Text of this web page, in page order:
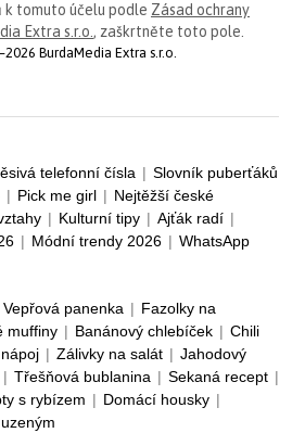
k tomuto účelu podle Zásad ochrany
Extra s.r.o., zaškrtněte toto pole.
BurdaMedia Extra s.r.o.
telefonní čísla | Slovník puberťáků
| Pick me girl | Nejtěžší české
| Kulturní tipy | Ajťák radí |
| Módní trendy 2026 | WhatsApp
Vepřová panenka | Fazolky na
muffiny | Banánový chlebíček | Chili
| Zálivky na salát | Jahodový
| Třešňová bublanina | Sekaná recept |
s rybízem | Domácí housky |